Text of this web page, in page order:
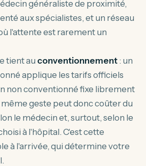
généraliste de proximité,
aux spécialistes, et un réseau
l'attente est rarement un
tient au conventionnement : un
applique les tarifs officiels
non conventionné fixe librement
geste peut donc coûter du
le médecin et, surtout, selon le
à l'hôpital. C'est cette
à l'arrivée, qui détermine votre